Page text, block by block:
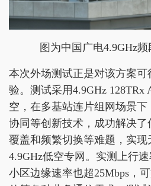
图为中国广电4.9GHz频
本次外场测试正是对该方案
验。测试采用4.9GHz
空，在多基站连片组网场景
协同等创新技术，成功解决
覆盖和频繁切换等难题，实现
4.9GHz低空专网。实测上行速
小区边缘速率也超25Mbps，